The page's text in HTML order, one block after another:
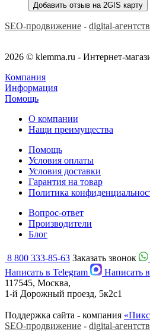
Добавить отзыв на 2GIS карту
SEO-продвижение - digital-
2026 © klemma.ru - Интернет-
Компания
Информация
Помощь
О компании
Нащи преимущества
Помощь
Условия оплаты
Условия доставки
Гарантия на товар
Политика
Вопрос-ответ
Производители
Блог
8 800 333-85-63 Заказать звонок
Написать в Telegram
Написать
117545, Москва,
1-й Дорожный проезд, 5к2с1
Поддержка сайта - компания
SEO-продвижение - digital-